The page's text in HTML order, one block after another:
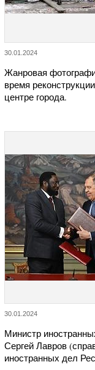
30.01.2024
Жанровая
время
центре города.
30.01.2024
Министр
Сергей Лавров
иностранных дел